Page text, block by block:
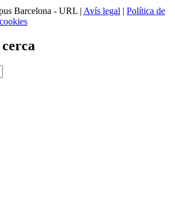
Barcelona - URL | Avís legal | Política de